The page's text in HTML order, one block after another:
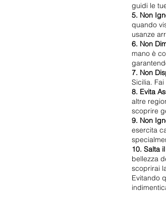
guidi le
5. Non
quando
usanze
6. Non
mano è
7. Non
Sicilia.
8. Evita
altre
scoprire
9. Non
esercita
10. Salta
bellezza
scoprirai
Evitando